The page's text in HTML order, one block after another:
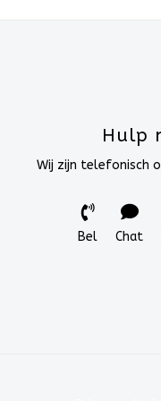
Hulp
Wij zijn telefonisch
Bel Chat